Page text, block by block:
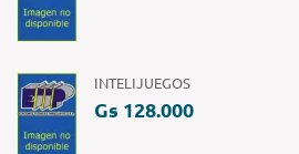
INTELIJUEGOS
Gs 128.000